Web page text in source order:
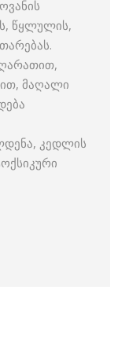
წყლულის,
მაღალი
კედლის